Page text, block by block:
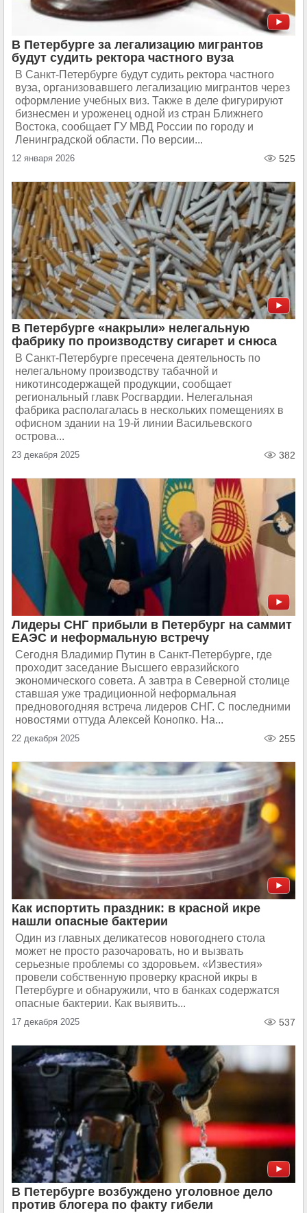
В Петербурге за легализацию мигрантов
будут судить ректора частного вуза
В Санкт-Петербурге будут судить ректора частного
вуза, организовавшего легализацию мигрантов через
оформление учебных виз. Также в деле фигурируют
бизнесмен и уроженец одной из стран Ближнего
Востока, сообщает ГУ МВД России по городу и
Ленинградской области. По версии...
12 января 2026 525
В Петербурге «накрыли» нелегальную
фабрику по производству сигарет и снюса
В Санкт-Петербурге пресечена деятельность по
нелегальному производству табачной и
никотинсодержащей продукции, сообщает
региональный главк Росгвардии. Нелегальная
фабрика располагалась в нескольких помещениях в
офисном здании на 19-й линии Васильевского
острова...
23 декабря 2025 382
Лидеры СНГ прибыли в Петербург на саммит
ЕАЭС и неформальную встречу
Сегодня Владимир Путин в Санкт-Петербурге, где
проходит заседание Высшего евразийского
экономического совета. А завтра в Северной столице
ставшая уже традиционной неформальная
предновогодняя встреча лидеров СНГ. С последними
новостями оттуда Алексей Конопко. На...
22 декабря 2025 255
Как испортить праздник: в красной икре
нашли опасные бактерии
Один из главных деликатесов новогоднего стола
может не просто разочаровать, но и вызвать
серьезные проблемы со здоровьем. «Известия»
провели собственную проверку красной икры в
Петербурге и обнаружили, что в банках содержатся
опасные бактерии. Как выявить...
17 декабря 2025 537
В Петербурге возбуждено уголовное дело
против блогера по факту гибели